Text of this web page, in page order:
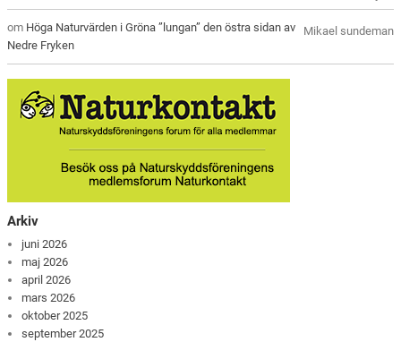
Mikael sundeman
om Höga Naturvärden i Gröna ”lungan” den östra sidan av
Nedre Fryken
Arkiv
juni 2026
maj 2026
april 2026
mars 2026
oktober 2025
september 2025